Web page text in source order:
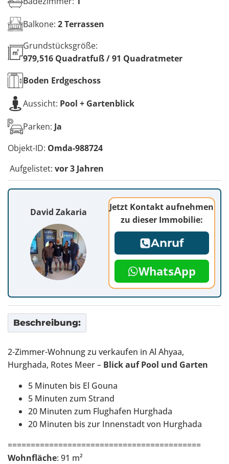
Balkone: 2 Terrassen
Grundstücksgröße:
979,516 Quadratfuß / 91 Quadratmeter
Boden Erdgeschoss
Aussicht: Pool + Gartenblick
Parken: Ja
Objekt-ID: Omda-988724
Aufgelistet: vor 3 Jahren
David Zakaria
Jetzt Kontakt aufnehmen
zu dieser Immobilie:
Anruf
WhatsApp
Beschreibung:
2-Zimmer-Wohnung zu verkaufen in Al Ahyaa,
Hurghada, Rotes Meer – Blick auf Pool und Garten
5 Minuten bis El Gouna
5 Minuten zum Strand
20 Minuten zum Flughafen Hurghada
20 Minuten bis zur Innenstadt von Hurghada
==========================================
Wohnfläche: 91 m²